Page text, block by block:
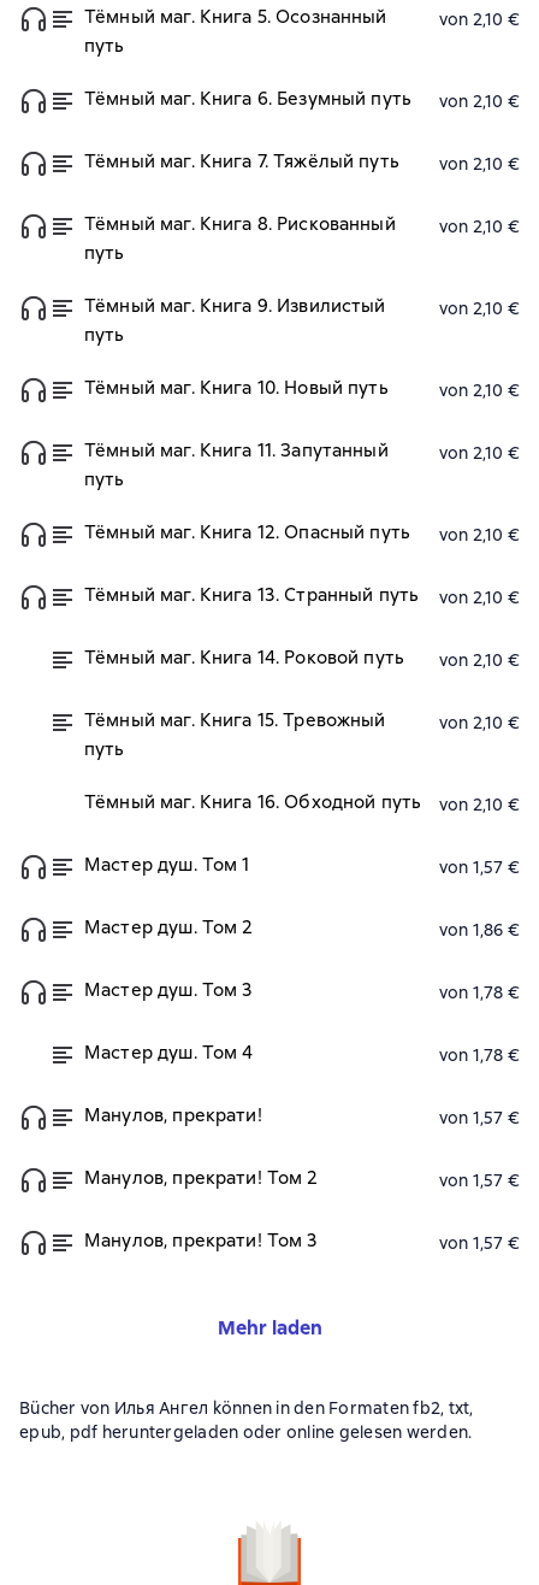
Тёмный маг. Книга 5. Осознанный
путь
von 2,10 €
Тёмный маг. Книга 6. Безумный путь von 2,10 €
Тёмный маг. Книга 7. Тяжёлый путь von 2,10 €
Тёмный маг. Книга 8. Рискованный
путь
von 2,10 €
Тёмный маг. Книга 9. Извилистый
путь
von 2,10 €
Тёмный маг. Книга 10. Новый путь von 2,10 €
Тёмный маг. Книга 11. Запутанный
путь
von 2,10 €
Тёмный маг. Книга 12. Опасный путь von 2,10 €
Тёмный маг. Книга 13. Странный путь von 2,10 €
Тёмный маг. Книга 14. Роковой путь von 2,10 €
Тёмный маг. Книга 15. Тревожный
путь
von 2,10 €
Тёмный маг. Книга 16. Обходной путь von 2,10 €
Мастер душ. Том 1 von 1,57 €
Мастер душ. Том 2 von 1,86 €
Мастер душ. Том 3 von 1,78 €
Мастер душ. Том 4 von 1,78 €
Манулов, прекрати! von 1,57 €
Манулов, прекрати! Том 2 von 1,57 €
Манулов, прекрати! Том 3 von 1,57 €
Mehr laden
Bücher von Илья Ангел können in den Formaten fb2, txt,
epub, pdf heruntergeladen oder online gelesen werden.